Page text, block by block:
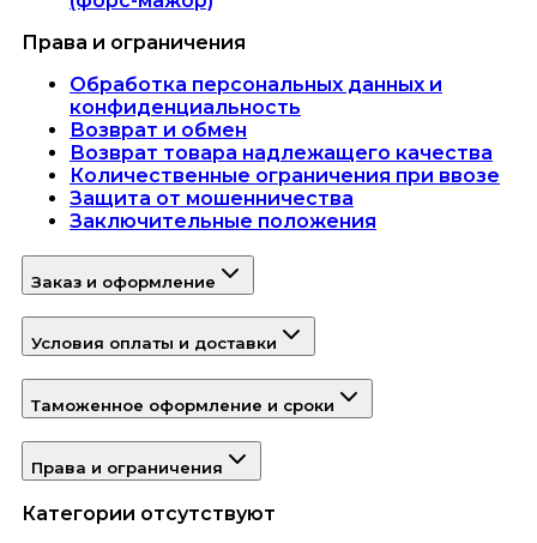
Права и ограничения
Обработка персональных данных и
конфиденциальность
Возврат и обмен
Возврат товара надлежащего качества
Количественные ограничения при ввозе
Защита от мошенничества
Заключительные положения
Заказ и оформление
Условия оплаты и доставки
Таможенное оформление и сроки
Права и ограничения
Категории отсутствуют